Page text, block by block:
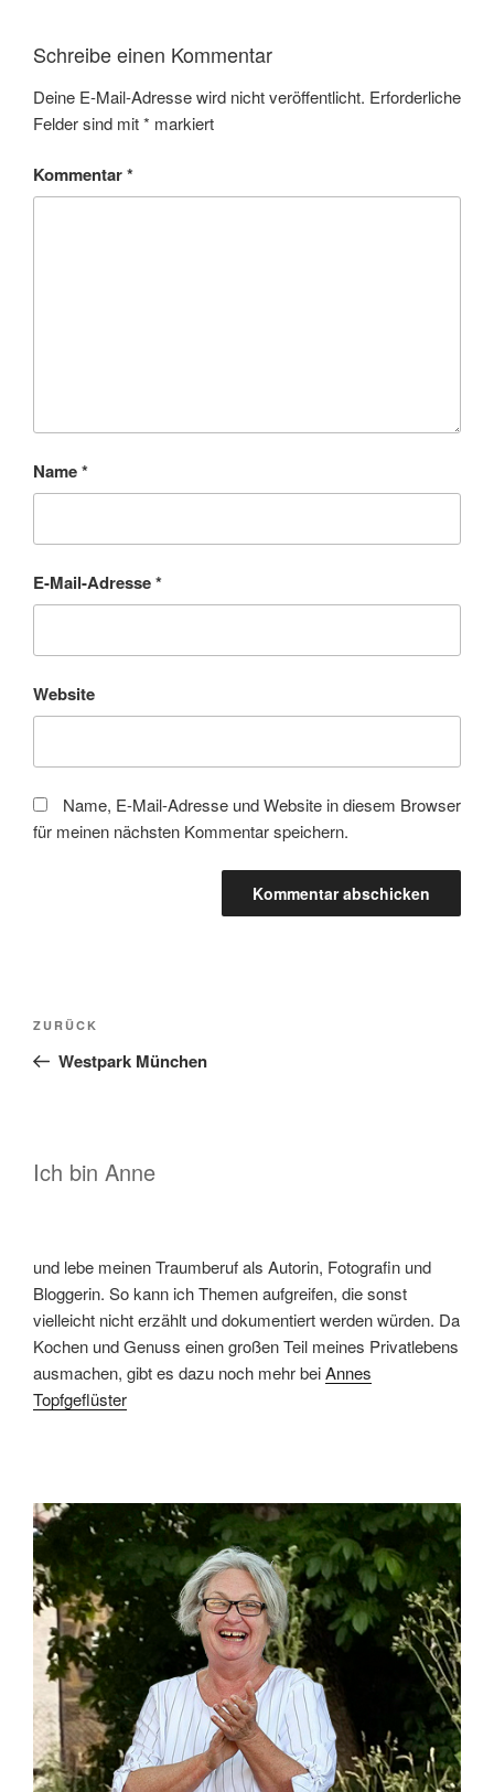
Schreibe einen Kommentar
Deine E-Mail-Adresse wird nicht veröffentlicht. Erforderliche
Felder sind mit* markiert
Kommentar*
Name*
E-Mail-Adresse*
Website
Name, E-Mail-Adresse und Website in diesem Browser
für meinen nächsten Kommentar speichern.
Beitragsnavigation
Vorheriger
Beitrag
ZURÜCK
Westpark München
Ich bin Anne
und lebe meinen Traumberuf als Autorin, Fotografin und
Bloggerin. So kann ich Themen aufgreifen, die sonst
vielleicht nicht erzählt und dokumentiert werden würden. Da
Kochen und Genuss einen großen Teil meines Privatlebens
ausmachen, gibt es dazu noch mehr beiAnnes
Topfgeflüster